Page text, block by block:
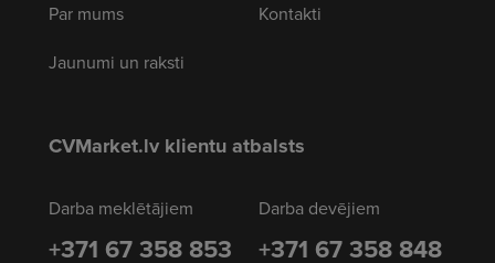
Par mums
Jaunumi un raksti
Kontakti
CVMarket.lv klientu atbalsts
Darba meklētājiem
+371 67 358 853
Darba devējiem
+371 67 358 848